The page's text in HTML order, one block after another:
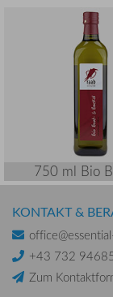
750 ml Bio
KONTAKT &
+43 732
Zum